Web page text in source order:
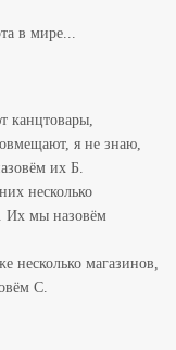
в мире...
канцтовары,
я не знаю,
их Б.
несколько
Их мы назовём
несколько магазинов,
С.